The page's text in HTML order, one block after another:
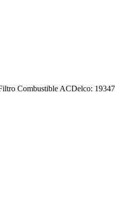
Combustible ACDelco: